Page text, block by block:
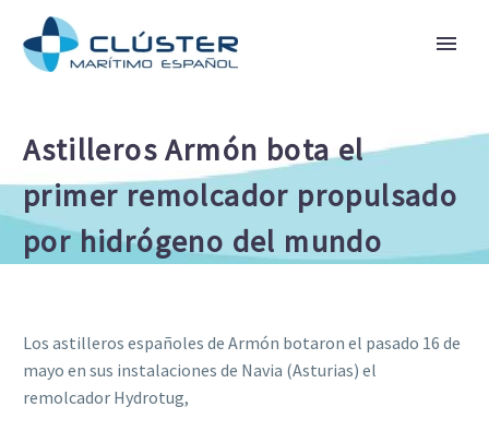
Astilleros Armón bota el
primer remolcador propulsado
por hidrógeno del mundo
Los astilleros españoles de Armón botaron el pasado 16 de
mayo en sus instalaciones de Navia (Asturias) el
remolcador Hydrotug,